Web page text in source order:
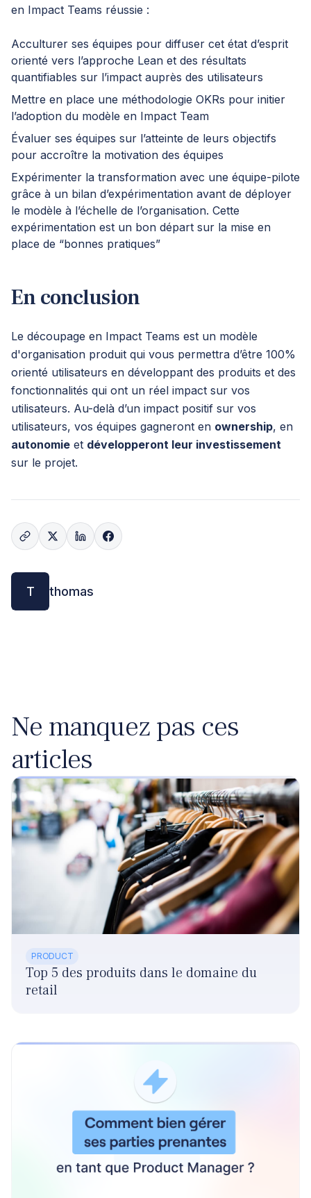
en Impact Teams réussie :
Acculturer ses équipes pour diffuser cet état d’esprit
orienté vers l’approche Lean et des résultats
quantifiables sur l’impact auprès des utilisateurs
Mettre en place une méthodologie OKRs pour initier
l’adoption du modèle en Impact Team
Évaluer ses équipes sur l’atteinte de leurs objectifs
pour accroître la motivation des équipes
Expérimenter la transformation avec une équipe-pilote
grâce à un bilan d’expérimentation avant de déployer
le modèle à l’échelle de l’organisation. Cette
expérimentation est un bon départ sur la mise en
place de “bonnes pratiques”
En conclusion
Le découpage en Impact Teams est un modèle
d'organisation produit qui vous permettra d’être 100%
orienté utilisateurs en développant des produits et des
fonctionnalités qui ont un réel impact sur vos
utilisateurs. Au-delà d’un impact positif sur vos
utilisateurs, vos équipes gagneront en ownership, en
autonomie et développeront leur investissement
sur le projet.
T thomas
Ne manquez pas ces
articles
PRODUCT
Top 5 des produits dans le domaine du
retail